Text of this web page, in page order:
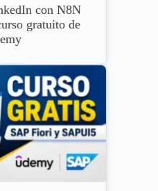
con N8N
gratuito de